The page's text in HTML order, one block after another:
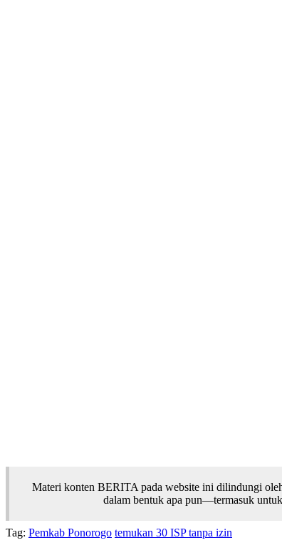
Materi konten BERITA pada website ini dilindungi
dalam bentuk apa pun—termasuk
Tag: Pemkab Ponorogo temukan 30 ISP tanpa izin